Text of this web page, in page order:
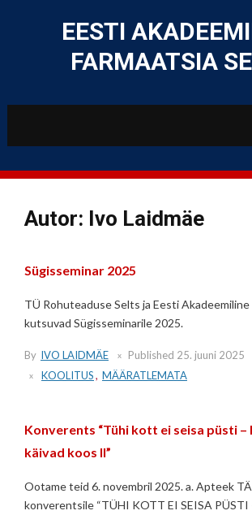
content
EESTI
FARMAATSIA
Autor: Ivo Laidmäe
Sügisseminar 2025
TÜ Rohuteaduse Selts ja Eesti Akadeemiline
kutsuvad Sügisseminarile 2025.
By IVO LAIDMÄE Published 25. juuni 2025
KOOLITUS, MÄÄRATLEMATA
Konverents “Tühi kott ei seisa püsti –
käivad koos II”
Ootame teid 6. novembril 2025. a. Apteek
konverentsile “TÜHI KOTT EI SEISA PÜSTI